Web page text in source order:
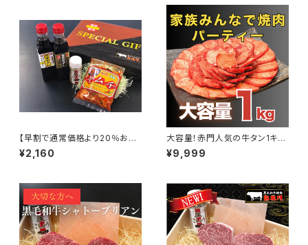
【早割で通常価格より20％お
得！】秘伝のタレ・塩コショウ(計
3本)＆赤門特製キムチ
¥2,160
大容量！赤門人気の牛タン1キロ
盛！
¥9,999